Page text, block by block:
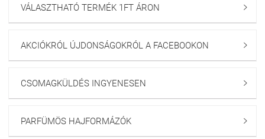
VÁLASZTHATÓ TERMÉK 1FT ÁRON 
AKCIÓKRÓL ÚJDONSÁGOKRÓL A FACEBOOKON 
CSOMAGKÜLDÉS INGYENESEN 
PARFÜMÖS HAJFORMÁZÓK 